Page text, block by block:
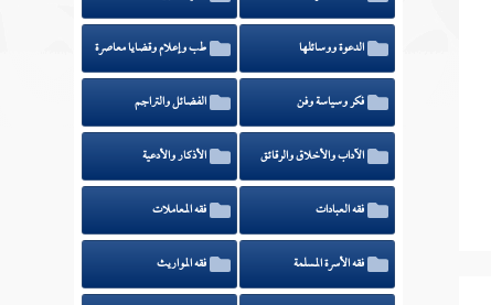
الدعوة ووسائلها طب وإعلام وقضايا معاصرة
فكر وسياسة وفن الفضائل والتراجم
الآداب والأخلاق والرقائق الأذكار والأدعية
فقه العبادات فقه المعاملات
فقه الأسرة المسلمة فقه المواريث